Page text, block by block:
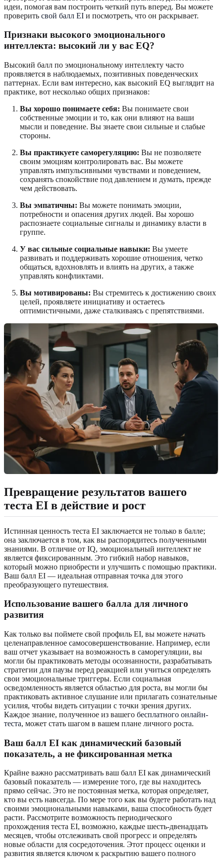
идеи, помогая вам построить четкий путь вперед. Вы можете
проверить свой балл EI и посмотреть, что он раскрывает.
Признаки высокого эмоционального
интеллекта: высокий ли у вас EQ?
Высокий балл по эмоциональному интеллекту часто
проявляется в наблюдаемых, позитивных поведенческих
паттернах. Если вам интересно, как высокий EQ выглядит на
практике, вот несколько общих признаков:
Вы хорошо понимаете себя: Вы понимаете свои
собственные эмоции и то, как они влияют на ваши
мысли и поведение. Вы знаете свои сильные и слабые
стороны.
Вы практикуете саморегуляцию: Вы не позволяете
своим эмоциям контролировать вас. Вы можете
управлять импульсивными чувствами и поведением,
сохранять спокойствие под давлением и думать, прежде
чем действовать.
Вы эмпатичны: Вы можете понимать эмоции,
потребности и опасения других людей. Вы хорошо
распознаете социальные сигналы и динамику власти в
группе.
У вас сильные социальные навыки: Вы умеете
развивать и поддерживать хорошие отношения, четко
общаться, вдохновлять и влиять на других, а также
управлять конфликтами.
Вы мотивированы: Вы стремитесь к достижению своих
целей, проявляете инициативу и остаетесь
оптимистичными, даже сталкиваясь с препятствиями.
Превращение результатов вашего
теста EI в действие и рост
Истинная ценность теста EI заключается не только в балле;
она заключается в том, как вы распорядитесь полученными
знаниями. В отличие от IQ, эмоциональный интеллект не
является фиксированным. Это гибкий набор навыков,
который можно приобрести и улучшить с помощью практики.
Ваш балл EI — идеальная отправная точка для этого
преобразующего путешествия.
Использование вашего балла для личного
развития
Как только вы поймете свой профиль EI, вы можете начать
целенаправленное самосовершенствование. Например, если
ваш отчет указывает на возможность в саморегуляции, вы
могли бы практиковать методы осознанности, разрабатывать
стратегии для паузы перед реакцией или учиться определять
свои эмоциональные триггеры. Если социальная
осведомленность является областью для роста, вы могли бы
практиковать активное слушание или прилагать сознательные
усилия, чтобы видеть ситуации с точки зрения других.
Каждое знание, полученное из вашего бесплатного онлайн-
теста, может стать шагом в вашем плане личного роста.
Ваш балл EI как динамический базовый
показатель, а не фиксированная метка
Крайне важно рассматривать ваш балл EI как динамический
базовый показатель — измерение того, где вы находитесь
прямо сейчас. Это не постоянная метка, которая определяет,
кто вы есть навсегда. По мере того как вы будете работать над
своими эмоциональными навыками, ваша способность будет
расти. Рассмотрите возможность периодического
прохождения теста EI, возможно, каждые шесть-двенадцать
месяцев, чтобы отслеживать свой прогресс и определять
новые области для сосредоточения. Этот процесс оценки и
развития является ключом к раскрытию вашего полного